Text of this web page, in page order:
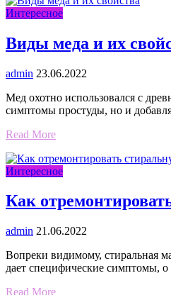
Интересное
Виды меда и их
admin 23.06.2022
Мед охотно использовался с
симптомы простуды, но и
Read More
Интересное
Как
admin 21.06.2022
Вопреки видимому, стиральная
дает специфические симптомы,
Read More